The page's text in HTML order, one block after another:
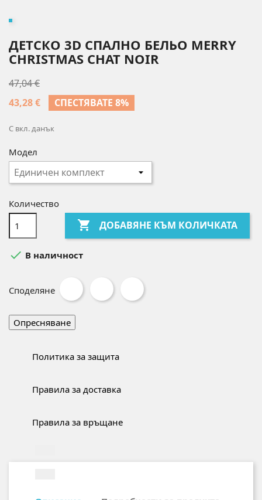
ДЕТСКО 3D СПАЛНО БЕЛЬО MERRY
CHRISTMAS CHAT NOIR
47,04 €
43,28 €
СПЕСТЯВАТЕ 8%
С вкл. данък
Модел
Количество
 ДОБАВЯНЕ КЪМ КОЛИЧКАТА
 В наличност
Споделяне
Политика за защита
Правила за доставка
Правила за връщане